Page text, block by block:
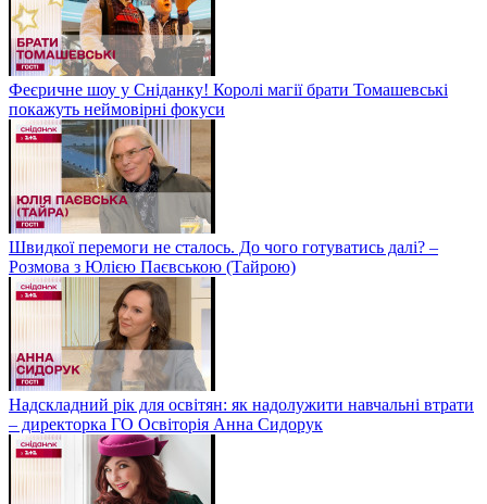
Феєричне шоу у Сніданку! Королі магії брати Томашевські
покажуть неймовірні фокуси
Швидкої перемоги не сталось. До чого готуватись далі? –
Розмова з Юлією Паєвською (Тайрою)
Надскладний рік для освітян: як надолужити навчальні втрати
– директорка ГО Освіторія Анна Сидорук